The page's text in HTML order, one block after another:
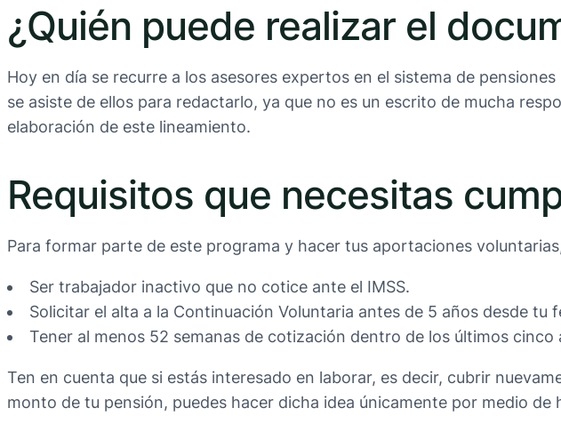
¿Quién puede realizar el
Hoy en día se recurre a los asesores expertos en el sistema de
se asiste de ellos para redactarlo, ya que no es un escrito de mucha
elaboración de este lineamiento.
Requisitos que necesitas
Para formar parte de este programa y hacer tus aportaciones
Ser trabajador inactivo que no cotice ante el IMSS.
Solicitar el alta a la Continuación Voluntaria antes de 5 años desde tu
Tener al menos 52 semanas de cotización dentro de los últimos
Ten en cuenta que si estás interesado en laborar, es decir, cubrir
monto de tu pensión, puedes hacer dicha idea únicamente por medio de